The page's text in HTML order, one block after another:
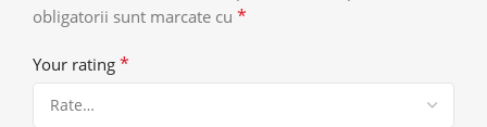
obligatorii sunt marcate cu *
Your rating *